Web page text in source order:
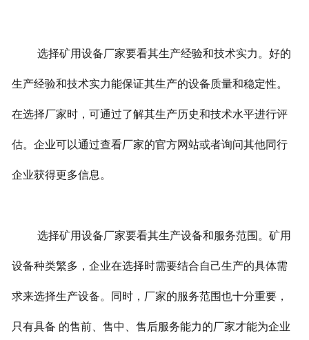
选择矿用设备厂家要看其生产经验和技术实力。好的
生产经验和技术实力能保证其生产的设备质量和稳定性。
在选择厂家时，可通过了解其生产历史和技术水平进行评
估。企业可以通过查看厂家的官方网站或者询问其他同行
企业获得更多信息。
选择矿用设备厂家要看其生产设备和服务范围。矿用
设备种类繁多，企业在选择时需要结合自己生产的具体需
求来选择生产设备。同时，厂家的服务范围也十分重要，
只有具备 的售前、售中、售后服务能力的厂家才能为企业